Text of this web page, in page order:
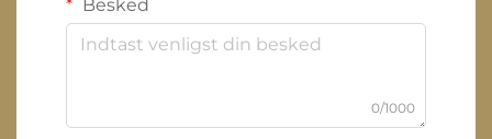
Besked
0/1000